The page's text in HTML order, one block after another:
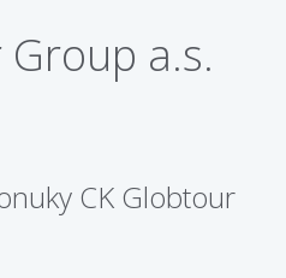
a.s.
CK Globtour